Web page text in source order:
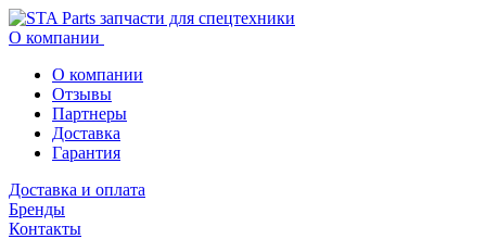
О компании
О компании
Отзывы
Партнеры
Доставка
Гарантия
Доставка и оплата
Бренды
Контакты